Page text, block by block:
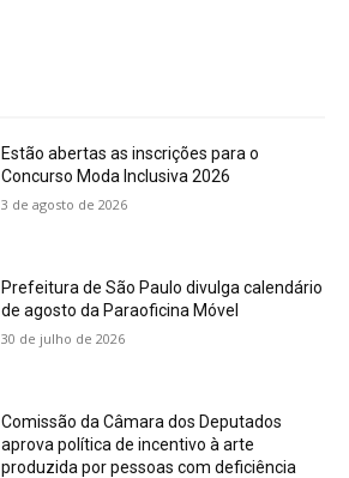
Estão abertas as inscrições para o
Concurso Moda Inclusiva 2026
3 de agosto de 2026
Prefeitura de São Paulo divulga calendário
de agosto da Paraoficina Móvel
30 de julho de 2026
Comissão da Câmara dos Deputados
aprova política de incentivo à arte
produzida por pessoas com deficiência